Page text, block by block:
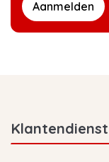
Aanmelden
Klantendienst